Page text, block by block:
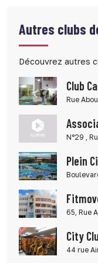
Autres clubs
Découvrez autres
Club
Rue
N°29 ,
Plein
65, Rue
City
44 rue